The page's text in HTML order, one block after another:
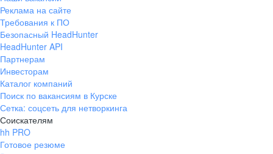
Реклама на сайте
Требования к ПО
Безопасный HeadHunter
HeadHunter API
Партнерам
Инвесторам
Каталог компаний
Поиск по вакансиям в Курске
Сетка: соцсеть для нетворкинга
Соискателям
hh PRO
Готовое резюме